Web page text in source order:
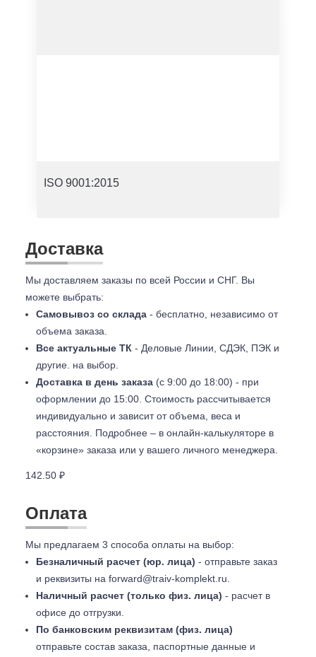
ISO 9001:2015
Доставка
Мы доставляем заказы по всей России и СНГ. Вы
можете выбрать:
Самовывоз со склада - бесплатно, независимо от
объема заказа.
Все актуальные ТК - Деловые Линии, СДЭК, ПЭК и
другие. на выбор.
Доставка в день заказа (с 9:00 до 18:00) - при
оформлении до 15:00. Стоимость рассчитывается
индивидуально и зависит от объема, веса и
расстояния. Подробнее – в онлайн-калькуляторе в
«корзине» заказа или у вашего личного менеджера.
142.50 ₽
Оплата
Мы предлагаем 3 способа оплаты на выбор:
Безналичный расчет (юр. лица) - отправьте заказ
и реквизиты на forward@traiv-komplekt.ru
Наличный расчет (только физ. лица) - расчет в
офисе до отгрузки.
По банковским реквизитам (физ. лица)
отправьте состав заказа, паспортные данные и